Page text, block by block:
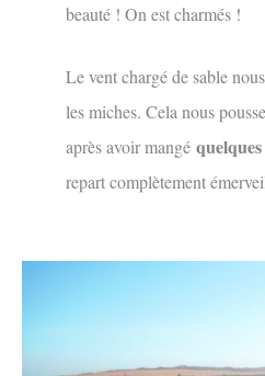
beauté ! On est charmés !
Le vent chargé de sable
les miches. Cela nous
après avoir mangé
repart complètement